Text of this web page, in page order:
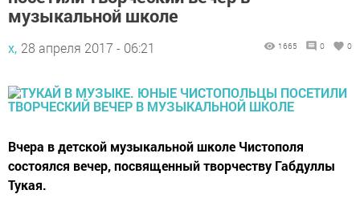
музыкальной школе
х, 28 апреля 2017 - 06:21 1665 0 0
Вчера в детской музыкальной школе Чистополя
состоялся вечер, посвященный творчеству Габдуллы
Тукая.